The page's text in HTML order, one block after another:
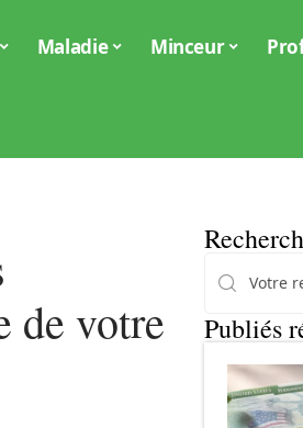
Maladie Minceur
de votre
Publiés